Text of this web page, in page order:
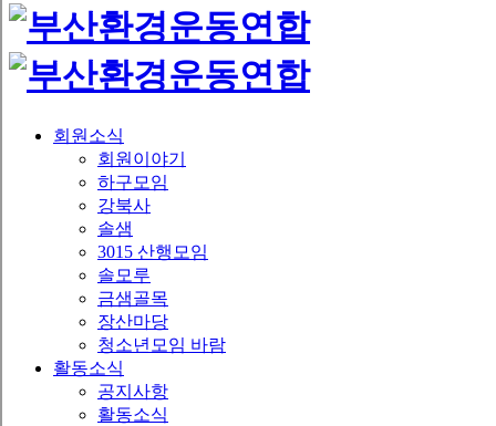
회원소식
회원이야기
하구모임
강북사
솔샘
3015 산행모임
솔모루
금샘골목
장산마당
청소년모임 바람
활동소식
공지사항
활동소식